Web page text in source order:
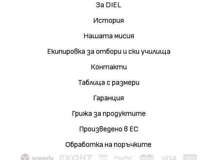
За DIEL
История
Нашата мисия
Екипировка за отбори и ски училища
Контакти
Таблица с размери
Гаранция
Грижа за продуктите
Произведено в ЕС
Обработка на поръчките